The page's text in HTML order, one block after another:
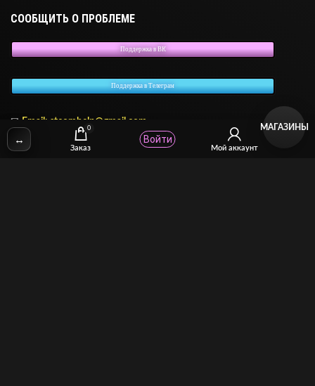
СООБЩИТЬ О ПРОБЛЕМЕ
Поддержка в ВК
Поддержка в Телеграм
✉ Email: stcomhelp@gmail.com
↔
0
Заказ Мой аккаунт
Войти
МАГАЗИНЫ